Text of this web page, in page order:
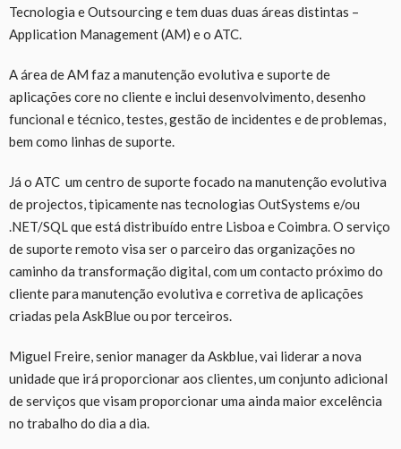
Tecnologia e Outsourcing e tem duas duas áreas distintas –
Application Management (AM) e o ATC.
A área de AM faz a manutenção evolutiva e suporte de
aplicações core no cliente e inclui desenvolvimento, desenho
funcional e técnico, testes, gestão de incidentes e de problemas,
bem como linhas de suporte.
Já o ATC um centro de suporte focado na manutenção evolutiva
de projectos, tipicamente nas tecnologias OutSystems e/ou
.NET/SQL que está distribuído entre Lisboa e Coimbra. O serviço
de suporte remoto visa ser o parceiro das organizações no
caminho da transformação digital, com um contacto próximo do
cliente para manutenção evolutiva e corretiva de aplicações
criadas pela AskBlue ou por terceiros.
Miguel Freire, senior manager da Askblue, vai liderar a nova
unidade que irá proporcionar aos clientes, um conjunto adicional
de serviços que visam proporcionar uma ainda maior excelência
no trabalho do dia a dia.